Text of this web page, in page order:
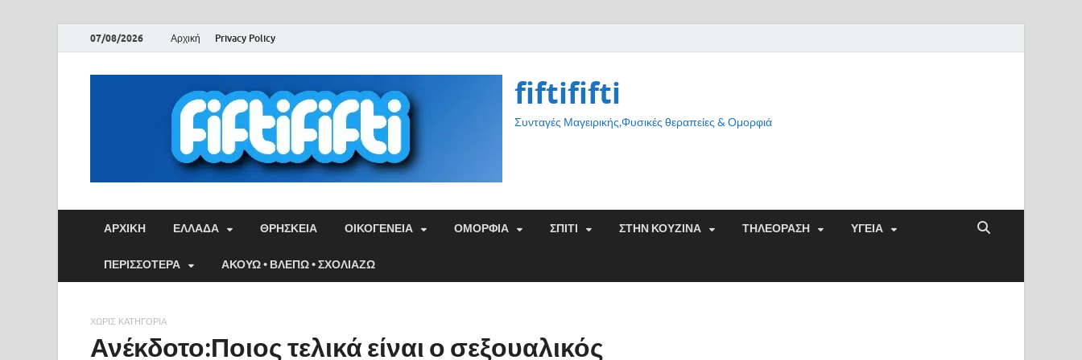
07/08/2026 Αρχική Privacy Policy
fiftififti
Συνταγές Μαγειρικής,Φυσικές θεραπείες & Ομορφιά
ΑΡΧΙΚΉ ΕΛΛΑΔΑ ΘΡΗΣΚΕΙΑ ΟΙΚΟΓΕΝΕΙΑ ΟΜΟΡΦΙΑ ΣΠΙΤΙ ΣΤΗΝ ΚΟΥΖΙΝΑ ΤΗΛΕΟΡΑΣΗ ΥΓΕΙΑ
ΠΕΡΙΣΣΟΤΕΡΑ ΑΚΟΥΩ • ΒΛΕΠΩ • ΣΧΟΛΙΑΖΩ
ΧΩΡΊΣ ΚΑΤΗΓΟΡΊΑ
Ανέκδοτο:Ποιος τελικά είναι ο σεξουαλικός